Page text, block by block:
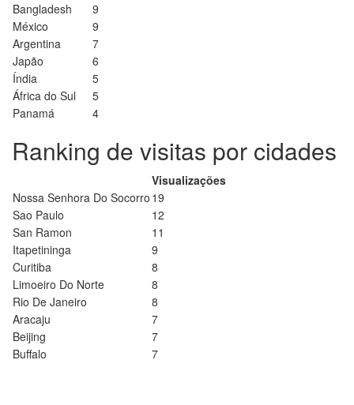
Bangladesh
9
México
9
Argentina
7
Japão
6
Índia
5
África do Sul
5
Panamá
4
Ranking de visitas por cidades
Visualizações
Nossa Senhora Do Socorro 19
Sao Paulo
12
San Ramon
11
Itapetininga
9
Curitiba
8
Limoeiro Do Norte
8
Rio De Janeiro
8
Aracaju
7
Beijing
7
Buffalo
7